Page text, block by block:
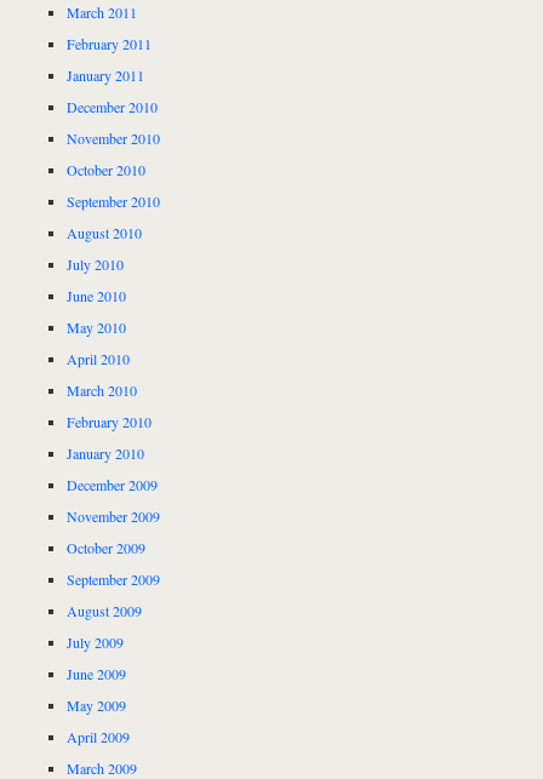
March 2011
February 2011
January 2011
December 2010
November 2010
October 2010
September 2010
August 2010
July 2010
June 2010
May 2010
April 2010
March 2010
February 2010
January 2010
December 2009
November 2009
October 2009
September 2009
August 2009
July 2009
June 2009
May 2009
April 2009
March 2009